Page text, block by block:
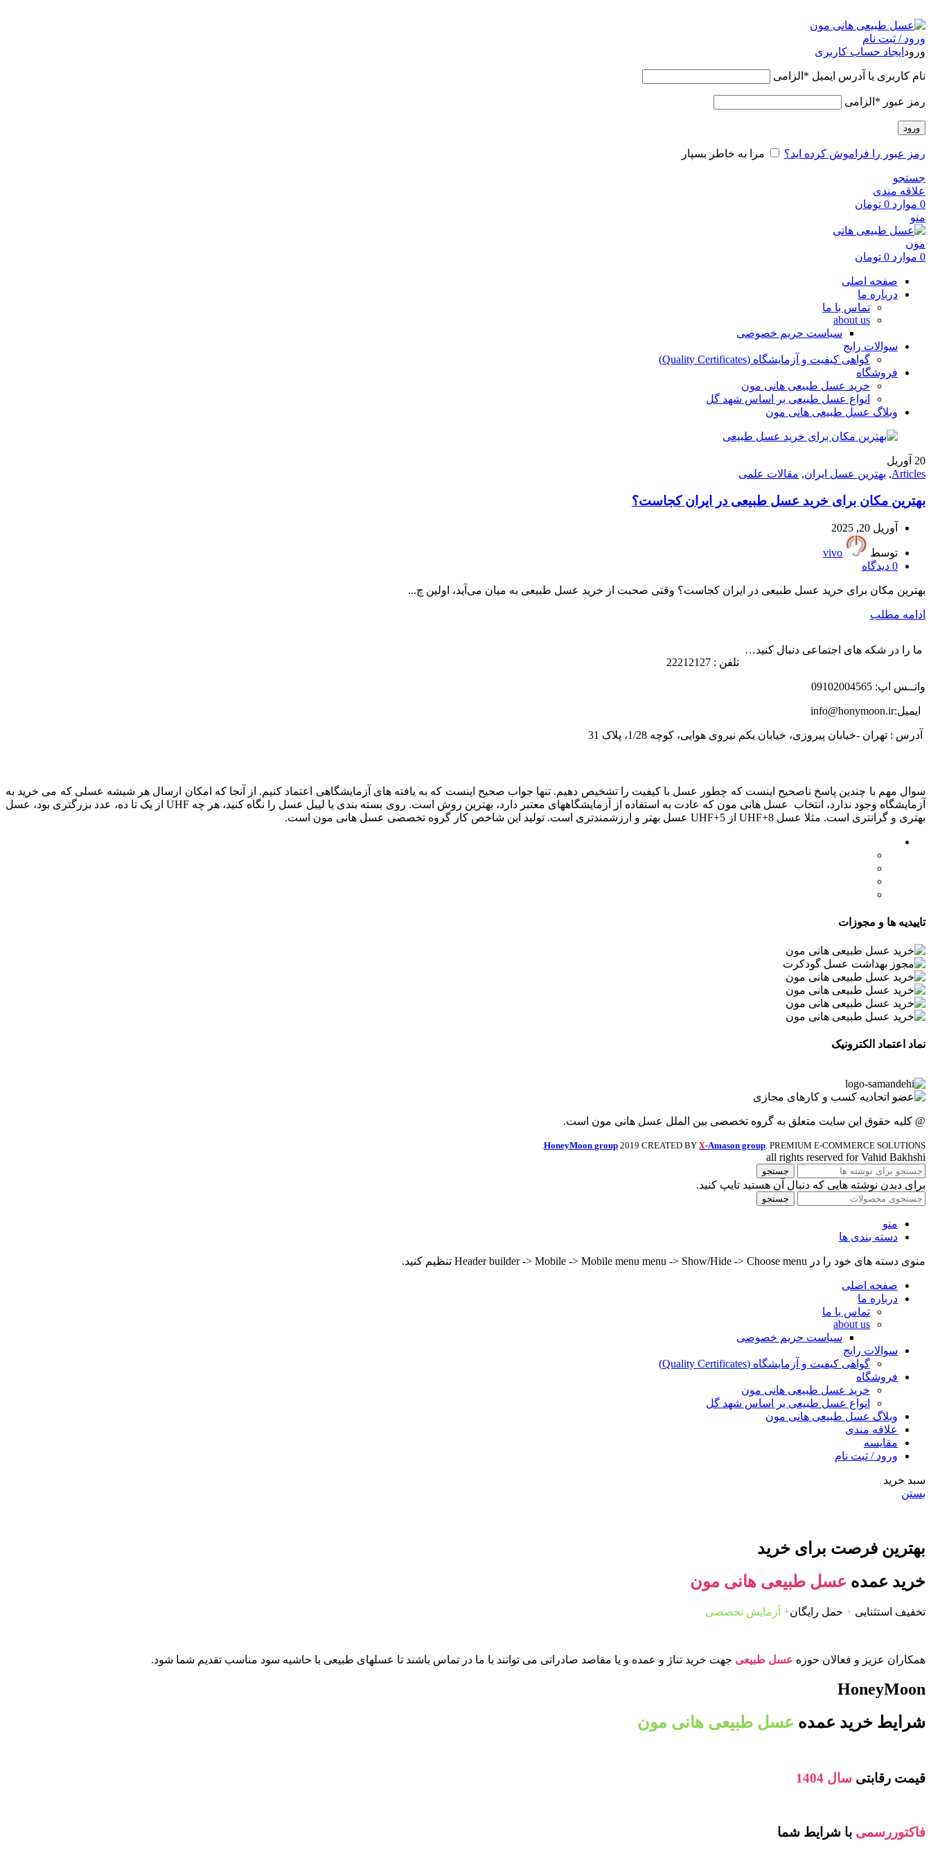
ورود / ثبت نام
ورود ایجاد حساب کاربری
نام کاربری یا آدرس ایمیل * الزامی
رمز عبور * الزامی
ورود
رمز عبور را فراموش کرده اید؟ مرا به خاطر بسپار
جستجو
علاقه مندی
0 موارد 0 تومان
منو
0 موارد 0 تومان
صفحه اصلی
درباره ما
تماس با ما
about us
سیاست حریم خصوصی
سوالات رایج
گواهی کیفیت و آزمایشگاه (Quality Certificates)
فروشگاه
خرید عسل طبیعی هانی مون
انواع عسل طبیعی بر اساس شهد گل
وبلاگ عسل طبیعی هانی مون
20 آوریل
Articles
, بهترین عسل ایران, مقالات علمی
بهترین مکان برای خرید عسل طبیعی در ایران کجاست؟
آوریل 20, 2025
توسط
vivo
0 دیدگاه
بهترین مکان برای خرید عسل طبیعی در ایران کجاست؟ وقتی صحبت از خرید عسل طبیعی به میان می‌آید، اولین چ...
ادامه مطلب
ما را در شکه های اجتماعی دنبال کنید…
تلفن : 22212127
واتــس اپ: 09102004565
ایمیل:info@honymoon.ir
آدرس : تهران -خیابان پیروزی، خیابان یکم نیروی هوایی، کوچه 1/28، پلاک 31
سوال مهم با چندین پاسخ ناصحیح اینست که چطور عسل با کیفیت را تشخیص دهیم. تنها جواب صحیح اینست که به یافته های آزمایشگاهی اعتماد کنیم. از آنجا که امکان ارسال هر شیشه عسلی که می خرید به
آزمایشگاه وجود ندارد، انتخاب عسل هانی مون که عادت به استفاده از آزمایشگاههای معتبر دارد، بهترین روش است. روی بسته بندی یا لیبل عسل را نگاه کنید، هر چه UHF از یک تا ده، عدد بزرگتری بود، عسل
بهتری و گرانتری است. مثلا عسل UHF+8 از UHF+5 عسل بهتر و ارزشمندتری است. تولید این شاخص کار گروه تخصصی عسل هانی مون است.
تاییدیه ها و مجوزات
نماد اعتماد الکترونیک
@ کلیه حقوق این سایت متعلق به گروه تخصصی بین الملل عسل هانی مون است.
HoneyMoon group 2019 CREATED BY X-Amason group. PREMIUM E-COMMERCE SOLUTIONS.
all rights reserved for Vahid Bakhshi
جستجو
برای دیدن نوشته هایی که دنبال آن هستید تایپ کنید.
جستجو
منو
دسته بندی ها
منوی دسته های خود را در Header builder -> Mobile -> Mobile menu menu -> Show/Hide -> Choose menu تنظیم کنید.
صفحه اصلی
درباره ما
تماس با ما
about us
سیاست حریم خصوصی
سوالات رایج
گواهی کیفیت و آزمایشگاه (Quality Certificates)
فروشگاه
خرید عسل طبیعی هانی مون
انواع عسل طبیعی بر اساس شهد گل
وبلاگ عسل طبیعی هانی مون
علاقه مندی
مقایسه
ورود / ثبت نام
سبد خرید
بستن
بهترین فرصت برای خرید
خرید عمده عسل طبیعی هانی مون
تخفیف استثنایی + حمل رایگان+ آزمایش تخصصی
همکاران عزیز و فعالان حوزه عسل طبیعی جهت خرید تناژ و عمده و یا مقاصد صادراتی می توانند با ما در تماس باشند تا عسلهای طبیعی با حاشیه سود مناسب تقدیم شما شود.
HoneyMoon
شرایط خرید عمده عسل طبیعی هانی مون
قیمت رقابتی سال 1404
فاکتوررسمی با شرایط شما